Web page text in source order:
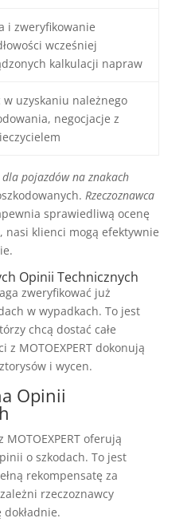
i zweryfikowanie
wcześniej
kalkulacji napraw
w uzyskaniu należnego
negocjacje z
dla pojazdów na znakach
Rzeczoznawca
sprawiedliwą ocenę
nasi klienci mogą efektywnie
Opinii Technicznych
zweryfikować już
w wypadkach. To jest
chcą dostać całe
z MOTOEXPERT dokonują
i wycen.
Opinii
oferują
o szkodach. To jest
rekompensatę za
rzeczoznawcy